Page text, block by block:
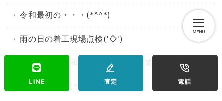
令和最初の・・・(*^^*)
雨の日の着工現場点検('◇')ゞ
平成最後も令和はじめも元気に営業中！！！
Ｋ様邸上棟式(*^^*)
LINE 査定 電話